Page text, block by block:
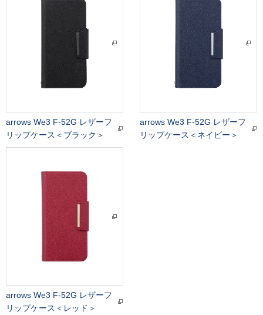
arrows We3 F-52G レザーフ
リップケース＜ブラック＞
arrows We3 F-52G レザーフ
リップケース＜ネイビー＞
arrows We3 F-52G レザーフ
リップケース＜レッド＞